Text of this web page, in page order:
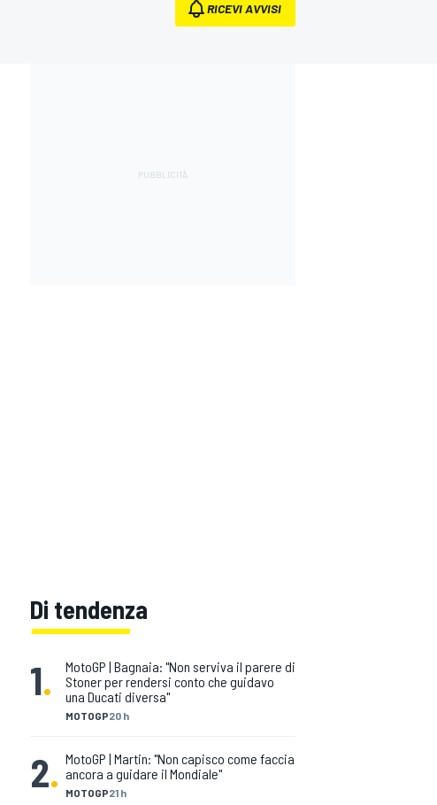
RICEVI AVVISI
Di tendenza
1.
MOTOGP20 h
MotoGP | Bagnaia: "Non serviva il parere di
Stoner per rendersi conto che guidavo
una Ducati diversa"
2. MOTOGP21 h
MotoGP | Martin: "Non capisco come faccia
ancora a guidare il Mondiale"